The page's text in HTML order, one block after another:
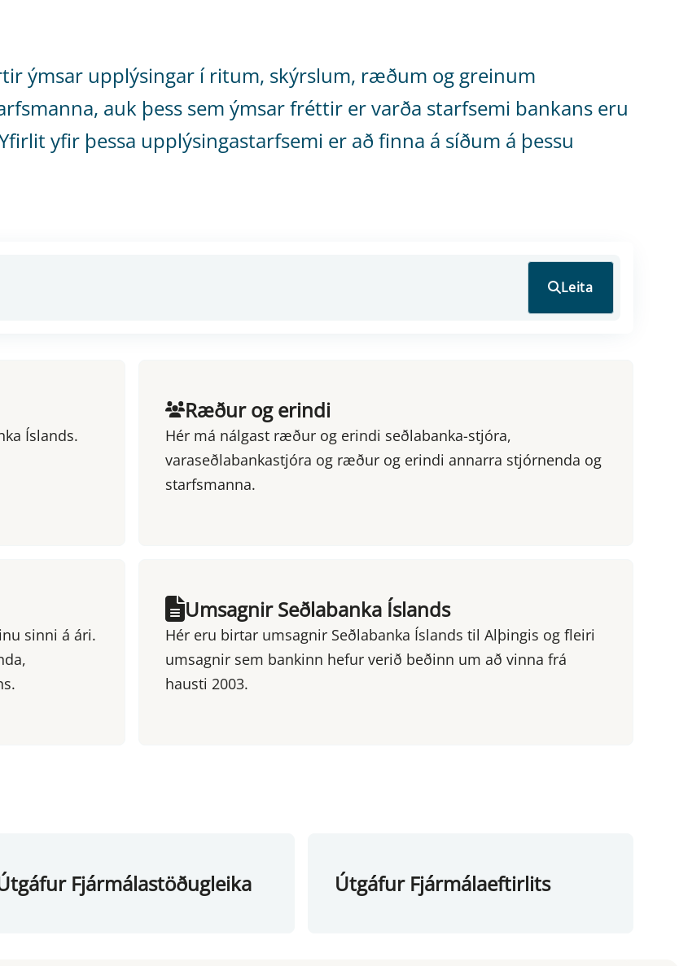
ýmsar upplýsingar í ritum, skýrslum, ræðum og greinum
auk þess sem ýmsar fréttir er varða starfsemi bankans eru
yfir þessa upplýsingastarfsemi er að finna á síðum á þessu
Leita
Íslands.
Ræður og erindi
Hér má nálgast ræður og erindi seðlabanka-stjóra,
varaseðlabankastjóra og ræður og erindi annarra stjórnenda og
starfsmanna.
sinni á ári.
Umsagnir Seðlabanka Íslands
Hér eru birtar umsagnir Seðlabanka Íslands til Alþingis og fleiri
umsagnir sem bankinn hefur verið beðinn um að vinna frá
hausti 2003.
Fjármálastöðugleika Útgáfur Fjármálaeftirlits